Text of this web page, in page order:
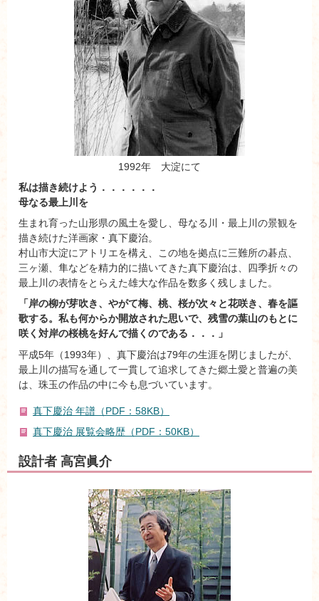
1992年 大淀にて
私は描き続けよう．．．．．．
母なる最上川を
生まれ育った山形県の風土を愛し、母なる川・最上川の景観を
描き続けた洋画家・真下慶治。
村山市大淀にアトリエを構え、この地を拠点に三難所の碁点、
三ヶ瀬、隼などを精力的に描いてきた真下慶治は、四季折々の
最上川の表情をとらえた雄大な作品を数多く残しました。
「岸の柳が芽吹き、やがて梅、桃、桜が次々と花咲き、春を謳
歌する。私も何からか開放された思いで、残雪の葉山のもとに
咲く対岸の桜桃を好んで描くのである．．．」
平成5年（1993年）、真下慶治は79年の生涯を閉じましたが、
最上川の描写を通して一貫して追求してきた郷土愛と普遍の美
は、珠玉の作品の中に今も息づいています。
真下慶治 年譜（PDF：58KB）
真下慶治 展覧会略歴（PDF：50KB）
設計者 高宮眞介